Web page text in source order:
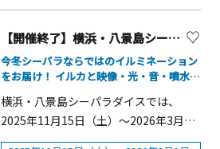
【問合せ先】 神奈川県 文化スポーツ観
光局 国際課 国際交流・協力グループ
Tel：045-210-3755（直通）
18：40～19：10■場所：サンサン広
場 ステージ■料金：無料【駄菓子屋
ックな少年時代をオマージュする「駄
駄菓子をステージに持ち込んで、観客
と一緒に踊り騒ぎのライブを披露しま
○ チーム対抗「南中ソーラン合戦」を
実施し、優勝チームが大トリ演舞の座
を獲得 ○ 歌手・中村あゆみさんとの
コラボによるフィナーレ企画「目指せ
1,000人の大演舞」 ○「ベトナムフェ
とした横浜・みなとみらい各エリア
を、約25万球のブルーを基調とした
す。太陽光や風力などの自然エネルギ
る、環境に配慮したサスティナブルな
イルミネーションです。イルミネーシ
【開催終了】横浜・八景島シーパラダイス「LIGHTIA～七色のキセキ～」
今冬シーパラならではのイルミネーション
をお届け！ イルカと映像・光・音・噴水の
マンス
横浜・八景島シーパラダイスでは、
2025年11月15日（土）～2026年3月1
日（日）の期間、シーパラならではの